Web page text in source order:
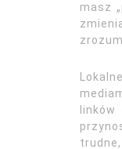
masz